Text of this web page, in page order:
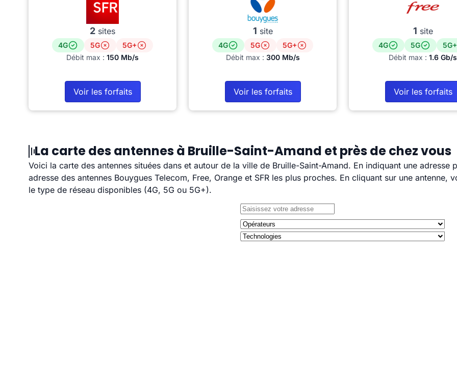
2 sites
4G 5G
5G+
Débit max : 150 Mb/s
Voir les forfaits
1 site
4G 5G
5G+
Débit max : 300 Mb/s
Voir les forfaits
1 site
4G 5G
5G+
Débit max : 1.6 Gb/s
Voir les forfaits
La carte des antennes à Bruille-Saint-Amand et près de chez vous
Voici la carte des antennes situées dans et autour de la ville de Bruille-Saint-Amand. En indiquant une
adresse des antennes Bouygues Telecom, Free, Orange et SFR les plus proches. En cliquant sur une
le type de réseau disponibles (4G, 5G ou 5G+).